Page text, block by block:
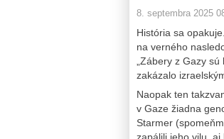
8. septembra 2025
História sa
na verného
„Zábery z Gazy
zakázalo
Naopak ten
v Gaze žiadna
Starmer
zapálili jeho vilu,